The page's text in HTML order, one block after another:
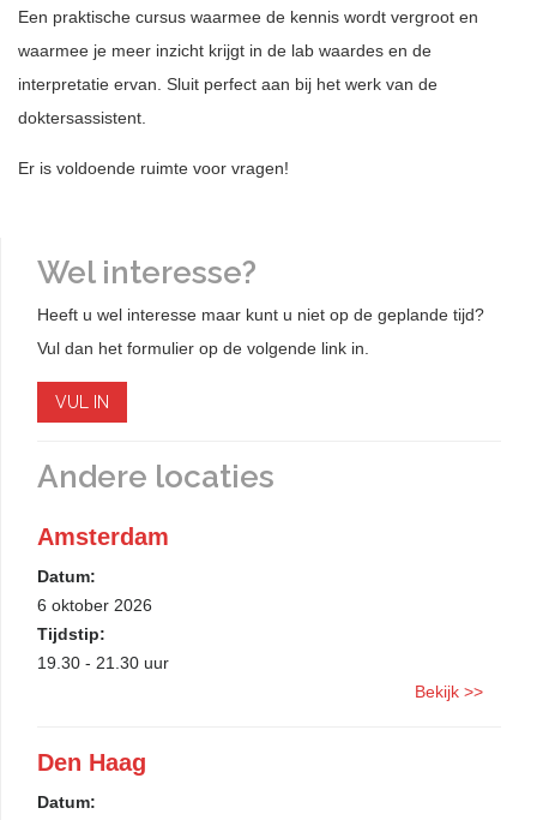
Een praktische cursus waarmee de kennis wordt vergroot en
waarmee je meer inzicht krijgt in de lab waardes en de
interpretatie ervan. Sluit perfect aan bij het werk van de
doktersassistent.
Er is voldoende ruimte voor vragen!
Wel interesse?
Heeft u wel interesse maar kunt u niet op de geplande tijd?
Vul dan het formulier op de volgende link in.
VUL IN
Andere locaties
Amsterdam
Datum:
6 oktober 2026
Tijdstip:
19.30 - 21.30 uur
Bekijk >>
Den Haag
Datum: